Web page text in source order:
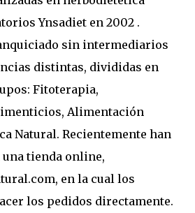
Ynsadiet en 2002 .
sin intermediarios
distintas, divididas en
Fitoterapia,
Alimentación
Natural. Recientemente han
tienda online,
en la cual los
los pedidos directamente.